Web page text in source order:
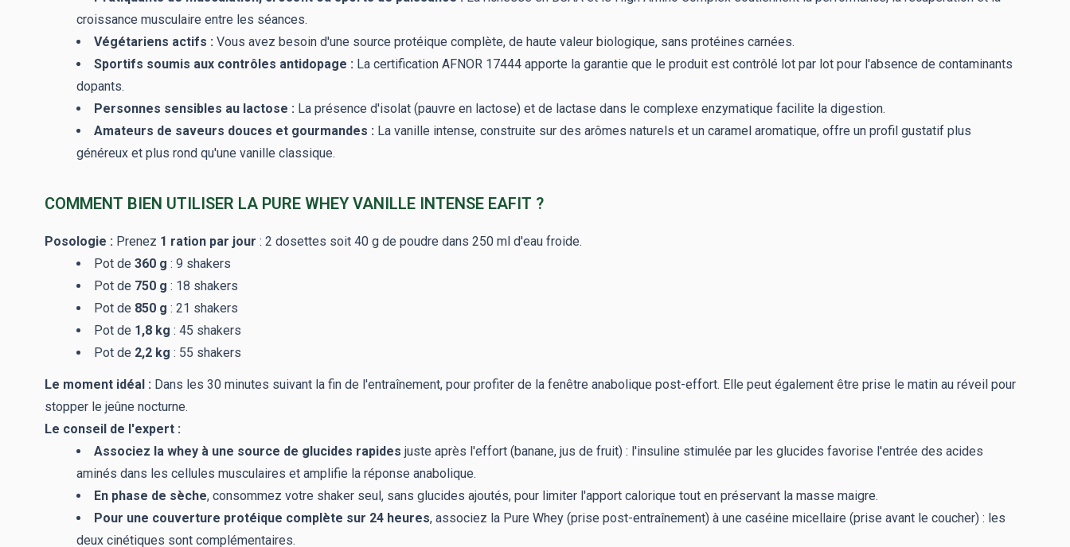
croissance musculaire entre les séances.
Végétariens actifs : Vous avez besoin d'une source protéique complète, de haute valeur biologique, sans protéines carnées.
Sportifs soumis aux contrôles antidopage : La certification AFNOR 17444 apporte la garantie que le produit est contrôlé lot par lot pour l'absence de contaminants
dopants.
Personnes sensibles au lactose : La présence d'isolat (pauvre en lactose) et de lactase dans le complexe enzymatique facilite la digestion.
Amateurs de saveurs douces et gourmandes : La vanille intense, construite sur des arômes naturels et un caramel aromatique, offre un profil gustatif plus
généreux et plus rond qu'une vanille classique.
COMMENT BIEN UTILISER LA PURE WHEY VANILLE INTENSE EAFIT ?
Posologie : Prenez 1 ration par jour : 2 dosettes soit 40 g de poudre dans 250 ml d'eau froide.
Pot de 360 g : 9 shakers
Pot de 750 g : 18 shakers
Pot de 850 g : 21 shakers
Pot de 1,8 kg : 45 shakers
Pot de 2,2 kg : 55 shakers
Le moment idéal : Dans les 30 minutes suivant la fin de l'entraînement, pour profiter de la fenêtre anabolique post-effort. Elle peut également être prise le matin au réveil pour
stopper le jeûne nocturne.
Le conseil de l'expert :
Associez la whey à une source de glucides rapides juste après l'effort (banane, jus de fruit) : l'insuline stimulée par les glucides favorise l'entrée des acides
aminés dans les cellules musculaires et amplifie la réponse anabolique.
En phase de sèche, consommez votre shaker seul, sans glucides ajoutés, pour limiter l'apport calorique tout en préservant la masse maigre.
Pour une couverture protéique complète sur 24 heures, associez la Pure Whey (prise post-entraînement) à une caséine micellaire (prise avant le coucher) : les
deux cinétiques sont complémentaires.